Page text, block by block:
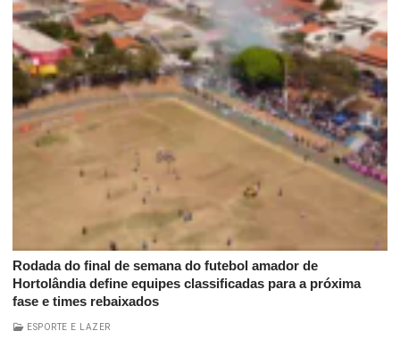
Rodada do final de semana do futebol amador de
Hortolândia define equipes classificadas para a próxima
fase e times rebaixados
ESPORTE E LAZER